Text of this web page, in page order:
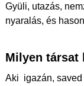
Gyüli, utazás,
nyaralás, és
Milyen társat
Aki ️ igazán,